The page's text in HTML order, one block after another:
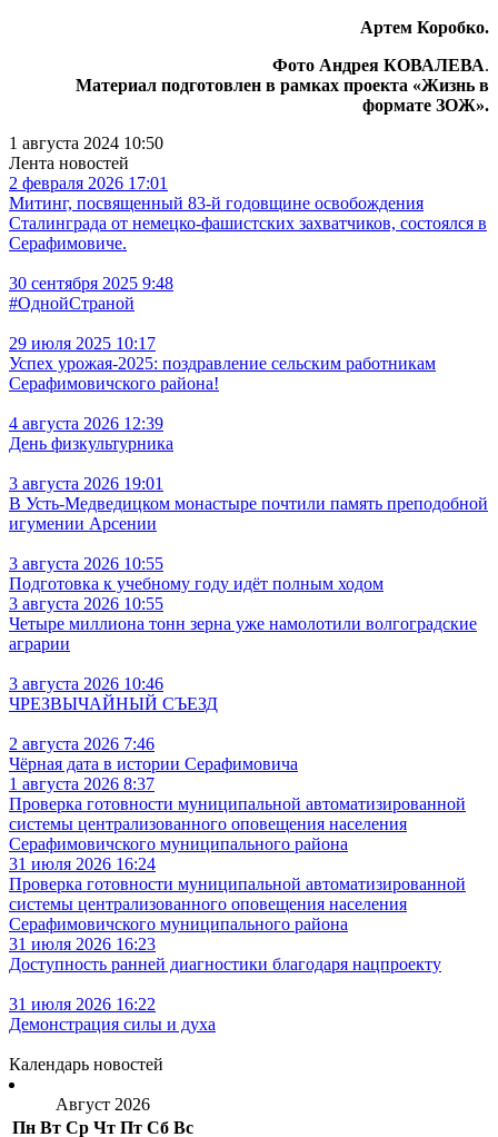
Артем Коробко.
Фото Андрея КОВАЛЕВА.
Материал подготовлен в рамках проекта «Жизнь в
формате ЗОЖ».
1 августа 2024 10:50
Лента новостей
2 февраля 2026 17:01
Митинг, посвященный 83-й годовщине освобождения
Сталинграда от немецко-фашистских захватчиков, состоялся в
Серафимовиче.
30 сентября 2025 9:48
#ОднойСтраной
29 июля 2025 10:17
Успех урожая-2025: поздравление сельским работникам
Серафимовичского района!
4 августа 2026 12:39
День физкультурника
3 августа 2026 19:01
В Усть‑Медведицком монастыре почтили память преподобной
игумении Арсении
3 августа 2026 10:55
Подготовка к учебному году идёт полным ходом
3 августа 2026 10:55
Четыре миллиона тонн зерна уже намолотили волгоградские
аграрии
3 августа 2026 10:46
ЧРЕЗВЫЧАЙНЫЙ СЪЕЗД
2 августа 2026 7:46
Чёрная дата в истории Серафимовича
1 августа 2026 8:37
Проверка готовности муниципальной автоматизированной
системы централизованного оповещения населения
Серафимовичского муниципального района
31 июля 2026 16:24
Проверка готовности муниципальной автоматизированной
системы централизованного оповещения населения
Серафимовичского муниципального района
31 июля 2026 16:23
Доступность ранней диагностики благодаря нацпроекту
31 июля 2026 16:22
Демонстрация силы и духа
Календарь новостей
Август 2026
Пн Вт Ср Чт Пт Сб Вс